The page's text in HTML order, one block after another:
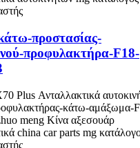
προστασίας-
προφυλακτήρα-F18-